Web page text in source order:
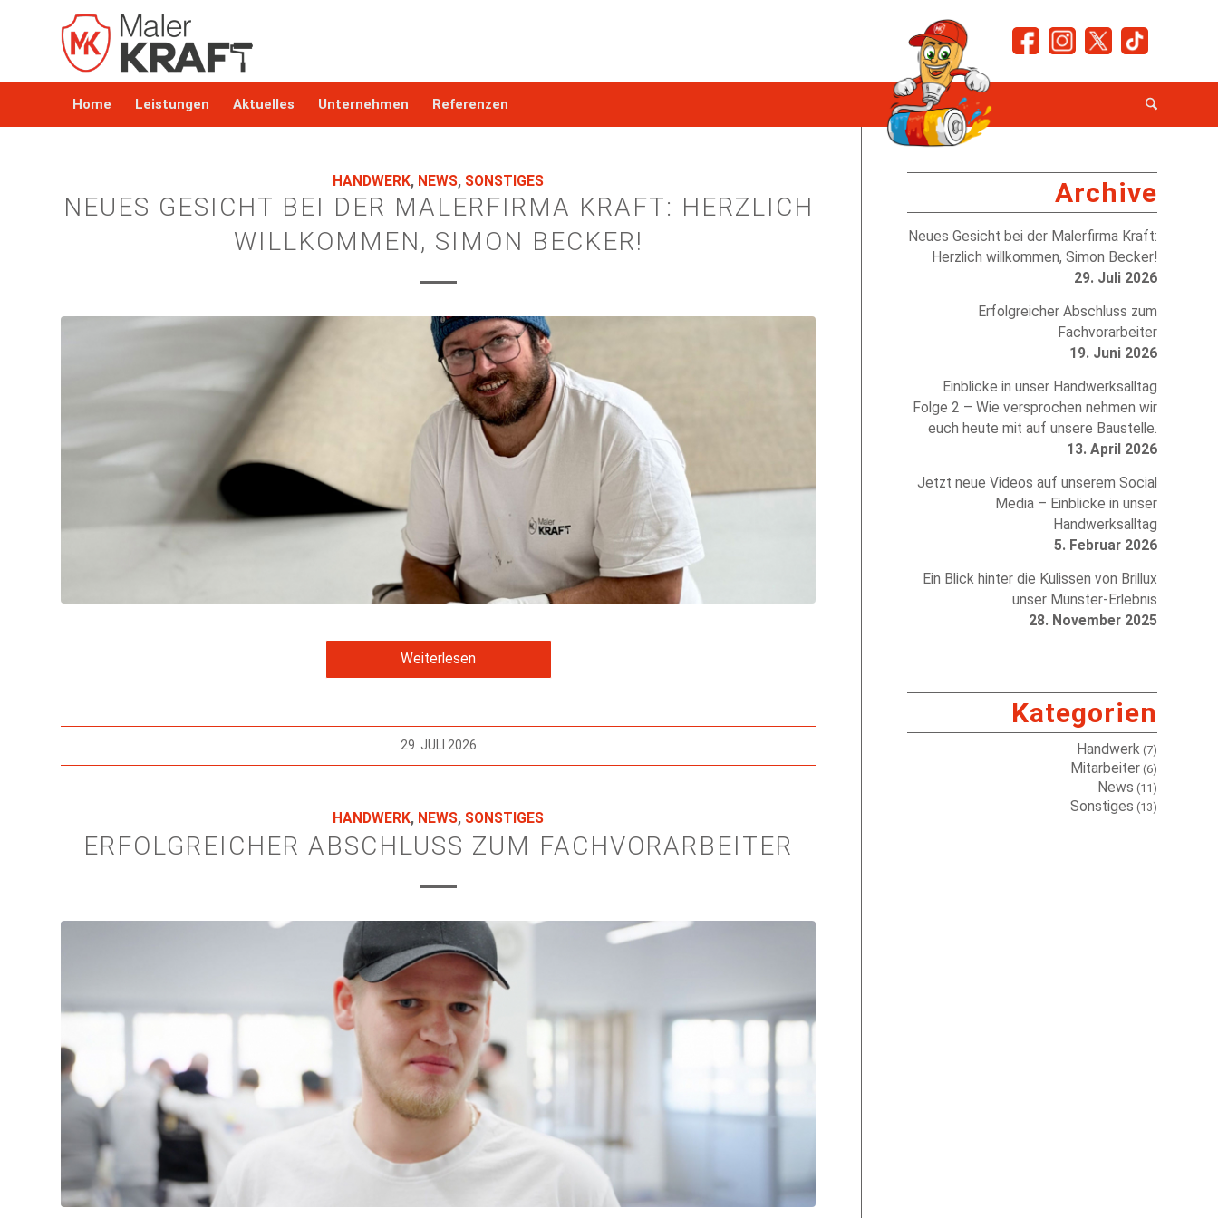
Home Leistungen Aktuelles Unternehmen Referenzen
HANDWERK, NEWS, SONSTIGES
NEUES GESICHT BEI DER MALERFIRMA KRAFT: HERZLICH
WILLKOMMEN, SIMON BECKER!
Weiterlesen
29. JULI 2026
HANDWERK, NEWS, SONSTIGES
ERFOLGREICHER ABSCHLUSS ZUM FACHVORARBEITER
Archive
Neues Gesicht bei der Malerfirma Kraft:
Herzlich willkommen, Simon Becker!
29. Juli 2026
Erfolgreicher Abschluss zum
Fachvorarbeiter
19. Juni 2026
Einblicke in unser Handwerksalltag
Folge 2 – Wie versprochen nehmen wir
euch heute mit auf unsere Baustelle.
13. April 2026
Jetzt neue Videos auf unserem Social
Media – Einblicke in unser
Handwerksalltag
5. Februar 2026
Ein Blick hinter die Kulissen von Brillux
unser Münster-Erlebnis
28. November 2025
Kategorien
Handwerk (7)
Mitarbeiter (6)
News (11)
Sonstiges (13)